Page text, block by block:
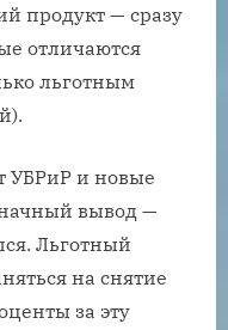
продукт — сразу
отличаются
льготным
УБРиР и новые
вывод —
Льготный
на снятие
за эту